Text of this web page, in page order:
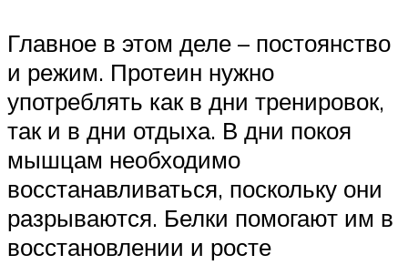
Главное в этом деле – постоянство
и режим. Протеин нужно
употреблять как в дни тренировок,
так и в дни отдыха. В дни покоя
мышцам необходимо
восстанавливаться, поскольку они
разрываются. Белки помогают им в
восстановлении и росте